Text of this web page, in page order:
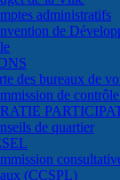
administratifs
de
des bureaux de
de
de quartier
(CCSPL)